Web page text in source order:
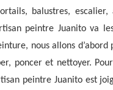
balustres,
peintre Juanito va
nous allons
poncer et nettoyer.
peintre Juanito est